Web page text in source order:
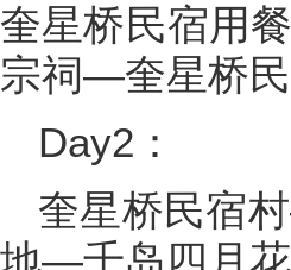
奎星桥民宿用
宗祠—奎星桥
Day2：
奎星桥民宿
地—千岛四月